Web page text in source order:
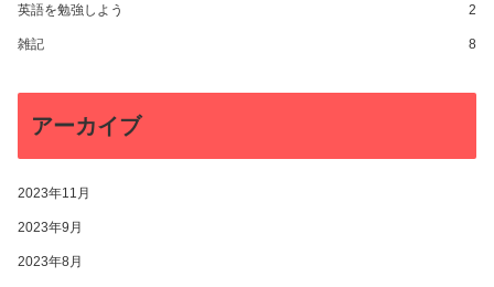
英語を勉強しよう 2
雑記 8
アーカイブ
2023年11月
2023年9月
2023年8月